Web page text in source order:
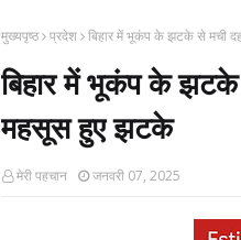
मुख्यपृष्ठ प्रदेश बिहार में भूकंप के झटके से मची
बिहार में भूकंप के
महसूस हुए झटके
मेरी पहचान जनवरी 07, 2025